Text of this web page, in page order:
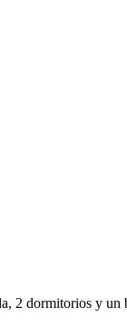
2 dormitorios y un